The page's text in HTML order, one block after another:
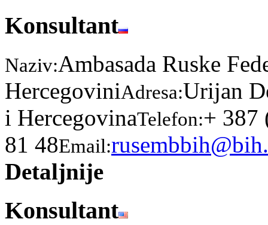
Konsultant
Naziv:Ambasada Ruske
HercegoviniAdresa:Urijan
i HercegovinaTelefon:+ 387
81 48Email:
Detaljnije
Konsultant